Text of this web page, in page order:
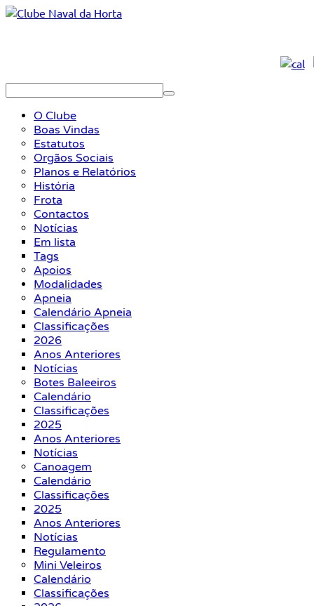
O Clube
Boas Vindas
Estatutos
Orgãos Sociais
Planos e Relatórios
História
Frota
Contactos
Notícias
Em lista
Tags
Apoios
Modalidades
Apneia
Calendário Apneia
Classificações
2026
Anos Anteriores
Notícias
Botes Baleeiros
Calendário
Classificações
2025
Anos Anteriores
Notícias
Canoagem
Calendário
Classificações
2025
Anos Anteriores
Notícias
Regulamento
Mini Veleiros
Calendário
Classificações